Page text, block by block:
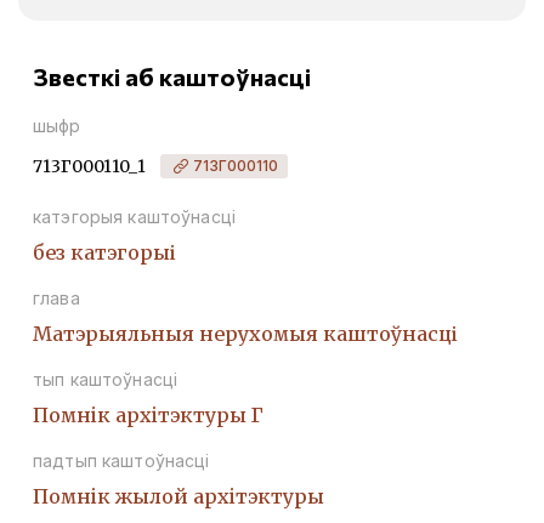
Звесткі аб каштоўнасці
шыфр
713Г000110_1 713Г000110
катэгорыя каштоўнасці
без катэгорыі
глава
Матэрыяльныя нерухомыя каштоўнасці
тып каштоўнасці
Помнiк архiтэктуры Г
падтып каштоўнасці
Помнiк жылой архiтэктуры